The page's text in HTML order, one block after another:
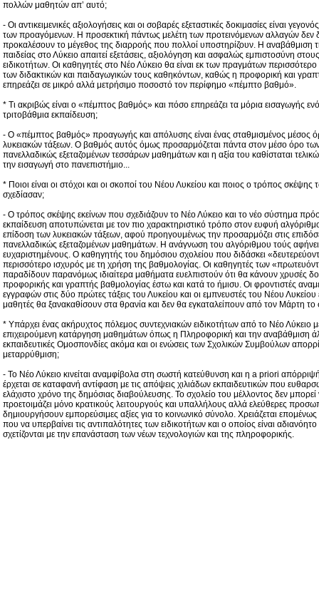
πολλών μαθητών απ’ αυτό;
- Οι αντικειμενικές αξιολογήσεις και οι σοβαρές εξεταστικές δοκιμασίες είναι
των προαγόμενων. Η προσεκτική πάντως μελέτη των προτεινόμενων αλλαγών δεν
προκαλέσουν το μέγεθος της διαρροής που πολλοί υποστηρίζουν. Η αναβάθμιση
παιδείας στο Λύκειο απαιτεί εξετάσεις, αξιολόγηση και ασφαλώς εμπιστοσύνη
ειδικοτήτων. Οι καθηγητές στο Νέο Λύκειο θα είναι εκ των πραγμάτων
των διδακτικών και παιδαγωγικών τους καθηκόντων, καθώς η προφορική και
επηρεάζει σε μικρό αλλά μετρήσιμο ποσοστό τον περίφημο «πέμπτο βαθμό».
* Τι ακριβώς είναι ο «πέμπτος βαθμός» και πόσο επηρεάζει τα μόρια εισαγωγής
τριτοβάθμια εκπαίδευση;
- Ο «πέμπτος βαθμός» προαγωγής και απόλυσης είναι ένας σταθμισμένος μέσος
λυκειακών τάξεων. Ο βαθμός αυτός όμως προσαρμόζεται πάντα στον μέσο όρο
πανελλαδικώς εξεταζομένων τεσσάρων μαθημάτων και η αξία του καθίσταται
την εισαγωγή στο πανεπιστήμιο...
* Ποιοι είναι οι στόχοι και οι σκοποί του Νέου Λυκείου και ποιος ο τρόπος
σχεδίασαν;
- Ο τρόπος σκέψης εκείνων που σχεδιάζουν το Νέο Λύκειο και το νέο σύστημα
εκπαίδευση αποτυπώνεται με τον πιο χαρακτηριστικό τρόπο στον ευφυή
επίδοση των λυκειακών τάξεων, αφού προηγουμένως την προσαρμόζει στις
πανελλαδικώς εξεταζομένων μαθημάτων. Η ανάγνωση του αλγόριθμου τούς
ευχαριστημένους. Ο καθηγητής του δημόσιου σχολείου που διδάσκει
περισσότερο ισχυρός με τη χρήση της βαθμολογίας. Οι καθηγητές των
παραδίδουν παρανόμως ιδιαίτερα μαθήματα ευελπιστούν ότι θα κάνουν χρυσές
προφορικής και γραπτής βαθμολογίας έστω και κατά το ήμισυ. Οι φροντιστές
εγγραφών στις δύο πρώτες τάξεις του Λυκείου και οι εμπνευστές του Νέου Λυκείου
μαθητές θα ξανακαθίσουν στα θρανία και δεν θα εγκαταλείπουν από τον Μάρτη το
* Υπάρχει ένας ακήρυχτος πόλεμος συντεχνιακών ειδικοτήτων από το Νέο Λύκειο
επιχειρούμενη κατάργηση μαθημάτων όπως η Πληροφορική και την αναβάθμιση
εκπαιδευτικές Ομοσπονδίες ακόμα και οι ενώσεις των Σχολικών Συμβούλων
μεταρρύθμιση;
- Το Νέο Λύκειο κινείται αναμφίβολα στη σωστή κατεύθυνση και η a priori
έρχεται σε καταφανή αντίφαση με τις απόψεις χιλιάδων εκπαιδευτικών που
ελάχιστο χρόνο της δημόσιας διαβούλευσης. Το σχολείο του μέλλοντος δεν μπορεί
προετοιμάζει μόνο κρατικούς λειτουργούς και υπαλλήλους αλλά ελεύθερες
δημιουργήσουν εμπορεύσιμες αξίες για το κοινωνικό σύνολο. Χρειάζεται
που να υπερβαίνει τις αντιπαλότητες των ειδικοτήτων και ο οποίος είναι
σχετίζονται με την επανάσταση των νέων τεχνολογιών και της πληροφορικής.